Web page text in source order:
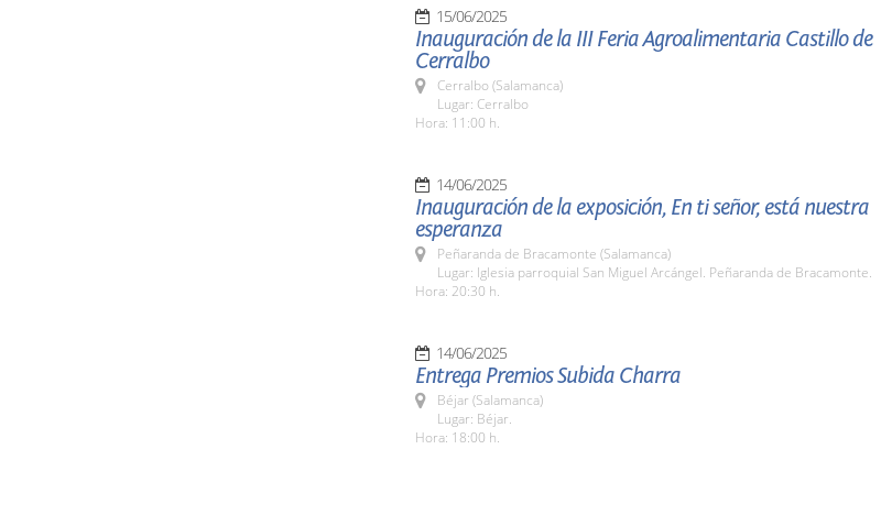
15/06/2025
Inauguración de la III Feria Agroalimentaria Castillo de
Cerralbo
Cerralbo (Salamanca)
Lugar: Cerralbo
Hora: 11:00 h.
14/06/2025
Inauguración de la exposición, En ti señor, está nuestra
esperanza
Peñaranda de Bracamonte (Salamanca)
Lugar: Iglesia parroquial San Miguel Arcángel. Peñaranda de Bracamonte.
Hora: 20:30 h.
14/06/2025
Entrega Premios Subida Charra
Béjar (Salamanca)
Lugar: Béjar.
Hora: 18:00 h.